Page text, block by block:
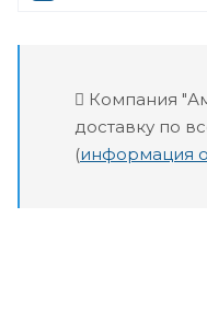
Компания
доставку по
(информация